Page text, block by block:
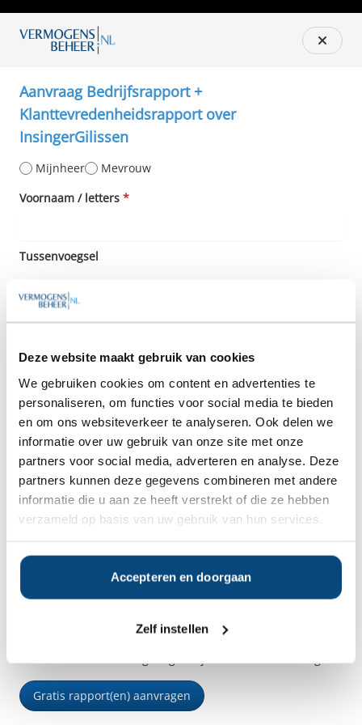
Deze website maakt gebruik van cookies
We gebruiken cookies om content en advertenties te
personaliseren, om functies voor social media te bieden
en om ons websiteverkeer te analyseren. Ook delen we
informatie over uw gebruik van onze site met onze
partners voor social media, adverteren en analyse. Deze
partners kunnen deze gegevens combineren met andere
informatie die u aan ze heeft verstrekt of die ze hebben
verzameld op basis van uw gebruik van hun services.
Accepteren en doorgaan
Zelf instellen
Aanvraag Bedrijfsrapport +
Klanttevredenheidsrapport over
InsingerGilissen
Mijnheer
Mevrouw
Voornaam / letters *
Tussenvoegsel
Achternaam
Nederland
+31
Email *
Wanneer bent u het beste telefonisch bereikbaar?
Klanttevredenheidsrapport en geef
Gratis rapport(en) aanvragen